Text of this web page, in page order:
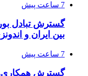
7 ساعت پیش
گسترش تبادل
بین ایران و
7 ساعت پیش
گسترش